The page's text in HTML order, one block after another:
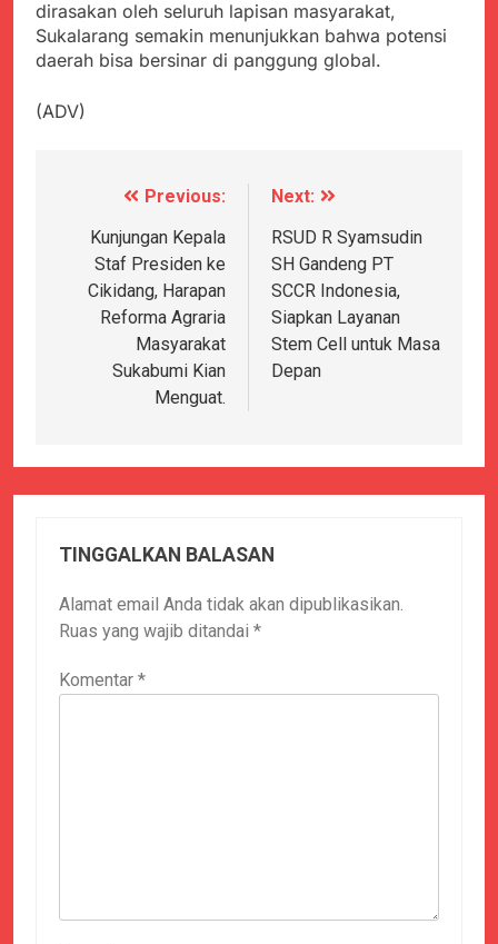
dirasakan oleh seluruh lapisan masyarakat,
Sukalarang semakin menunjukkan bahwa potensi
daerah bisa bersinar di panggung global.
(ADV)
Navigasi
pos
Previous:
Kunjungan Kepala
Staf Presiden ke
Cikidang, Harapan
Reforma Agraria
Masyarakat
Sukabumi Kian
Menguat.
Next:
RSUD R Syamsudin
SH Gandeng PT
SCCR Indonesia,
Siapkan Layanan
Stem Cell untuk Masa
Depan
TINGGALKAN BALASAN
Alamat email Anda tidak akan dipublikasikan.
Ruas yang wajib ditandai *
Komentar *